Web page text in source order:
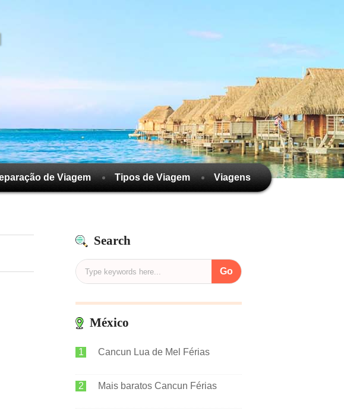
de Viagem Tipos de Viagem Viagens
Search
México
Cancun Lua de Mel Férias
Mais baratos Cancun Férias